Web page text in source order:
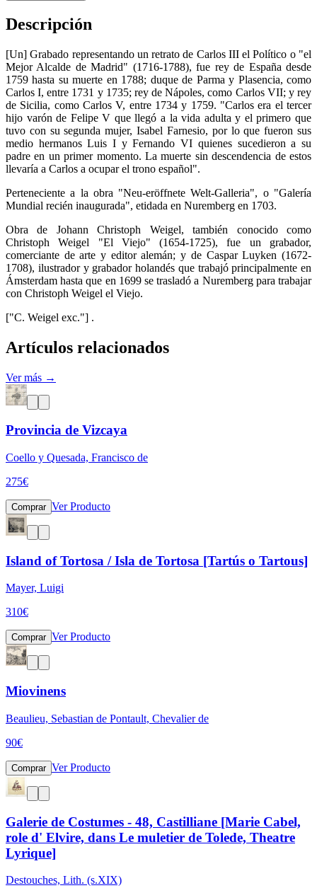
Descripción
[Un] Grabado representando un retrato de Carlos III el Político o "el
Mejor Alcalde de Madrid" (1716-1788), fue rey de España desde
1759 hasta su muerte en 1788; duque de Parma y Plasencia, como
Carlos I, entre 1731 y 1735; rey de Nápoles, como Carlos VII; y rey
de Sicilia, como Carlos V, entre 1734 y 1759. "Carlos era el tercer
hijo varón de Felipe V que llegó a la vida adulta y el primero que
tuvo con su segunda mujer, Isabel Farnesio, por lo que fueron sus
medio hermanos Luis I y Fernando VI quienes sucedieron a su
padre en un primer momento. La muerte sin descendencia de estos
llevaría a Carlos a ocupar el trono español".
Perteneciente a la obra "Neu-eröffnete Welt-Galleria", o "Galería
Mundial recién inaugurada", etidada en Nuremberg en 1703.
Obra de Johann Christoph Weigel, también conocido como
Christoph Weigel "El Viejo" (1654-1725), fue un grabador,
comerciante de arte y editor alemán; y de Caspar Luyken (1672-
1708), ilustrador y grabador holandés que trabajó principalmente en
Ámsterdam hasta que en 1699 se trasladó a Nuremberg para trabajar
con Christoph Weigel el Viejo.
["C. Weigel exc."] .
Artículos relacionados
Ver más →
Provincia de Vizcaya
Coello y Quesada, Francisco de
275€
Comprar Ver Producto
Island of Tortosa / Isla de Tortosa [Tartús o Tartous]
Mayer, Luigi
310€
Comprar Ver Producto
Miovinens
Beaulieu, Sebastian de Pontault, Chevalier de
90€
Comprar Ver Producto
Galerie de Costumes - 48, Castilliane [Marie Cabel,
role d' Elvire, dans Le muletier de Tolede, Theatre
Lyrique]
Destouches, Lith. (s.XIX)